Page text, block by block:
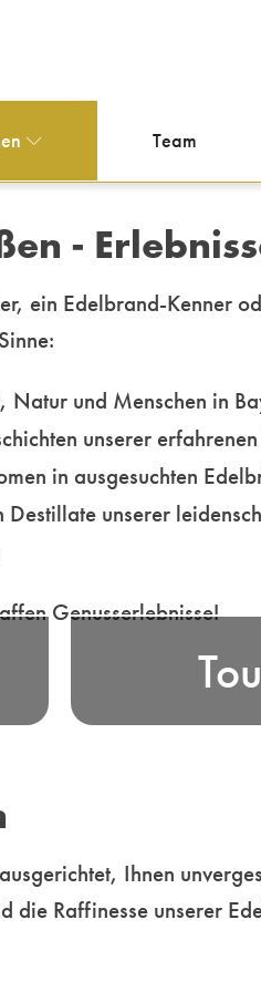
Team
-
ein Edelbrand-Kenner
Natur und Menschen in
unserer
in ausgesuchten
Destillate unserer
Genusserlebnisse!
Erfahren Sie die
unterhaltsamen
Ihnen
die Raffinesse unserer